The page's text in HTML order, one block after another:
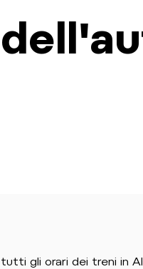
gli orari dei treni in